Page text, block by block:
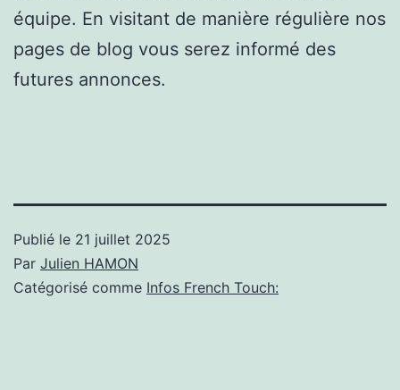
équipe. En visitant de manière régulière nos
pages de blog vous serez informé des
futures annonces.
Publié le 21 juillet 2025
Par Julien HAMON
Catégorisé comme Infos French Touch: